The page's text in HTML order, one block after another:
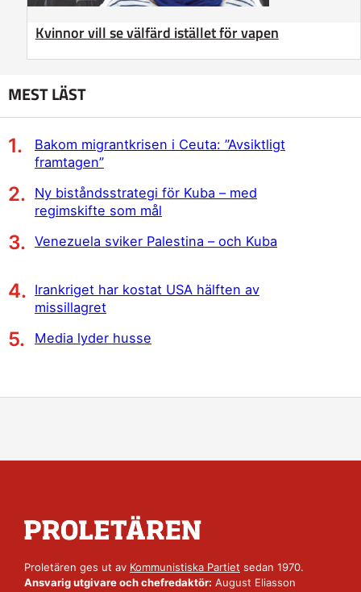
Kvinnor vill se välfärd istället för vapen
MEST LÄST
Bakom migrantkrisen i Ceuta: ”Avsiktligt
framtagen”
Ny biståndsstrategi för Kuba – med
regimskifte som mål
Venezuela sviker Palestina – och Kuba
Irankriget har kostat USA hälften av
missillagret
Media lyder husse
Proletären ges ut av Kommunistiska Partiet sedan 1970.
Ansvarig utgivare och chefredaktör: August Eliasson